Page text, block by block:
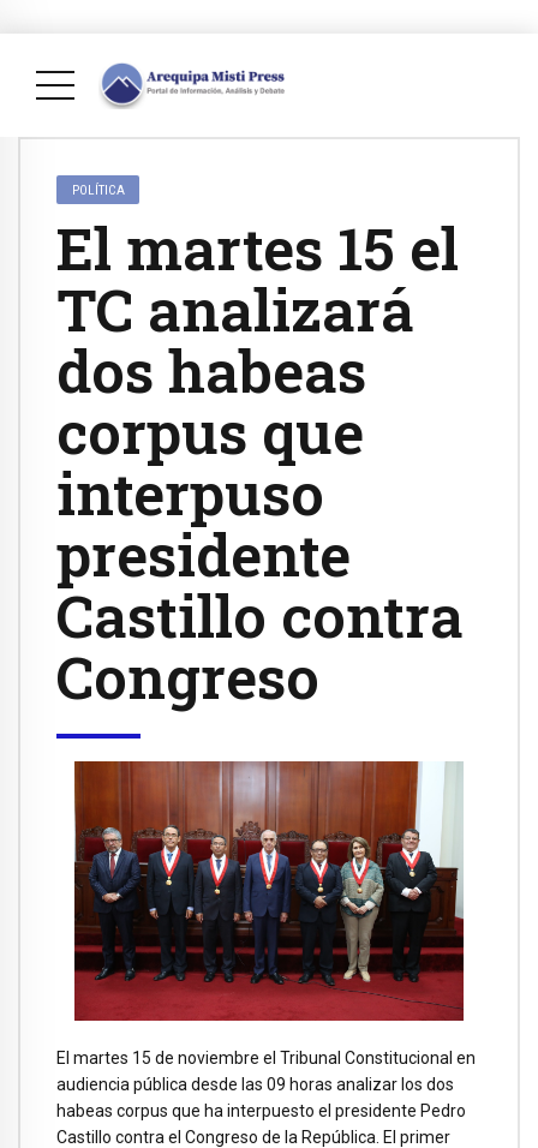
POLÍTICA
El martes 15 el
TC analizará
dos habeas
corpus que
interpuso
presidente
Castillo contra
Congreso
El martes 15 de noviembre el Tribunal Constitucional en
audiencia pública desde las 09 horas analizar los dos
habeas corpus que ha interpuesto el presidente Pedro
Castillo contra el Congreso de la República. El primer